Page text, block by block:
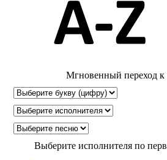
Мгновенный переход к
Выберите исполнителя по